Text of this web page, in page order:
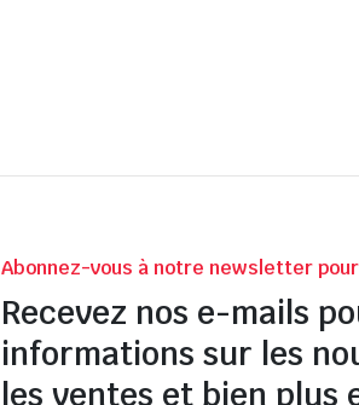
Abonnez-vous à notre newsletter
Recevez nos e-mails
informations sur les
les ventes et bien plus